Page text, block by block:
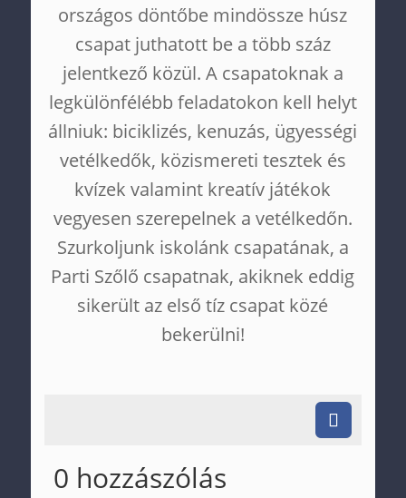
országos döntőbe mindössze húsz
csapat juthatott be a több száz
jelentkező közül. A csapatoknak a
legkülönfélébb feladatokon kell helyt
állniuk: biciklizés, kenuzás, ügyességi
vetélkedők, közismereti tesztek és
kvízek valamint kreatív játékok
vegyesen szerepelnek a vetélkedőn.
Szurkoljunk iskolánk csapatának, a
Parti Szőlő csapatnak, akiknek eddig
sikerült az első tíz csapat közé
bekerülni!
0 hozzászólás